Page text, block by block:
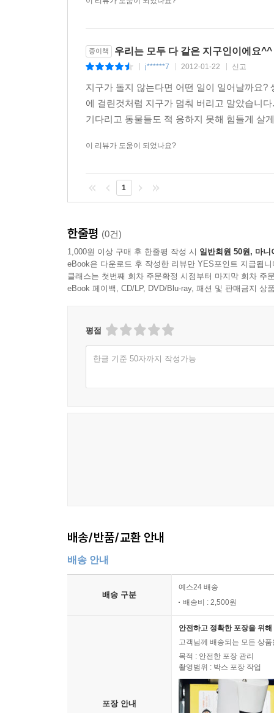
종이책 우리는 모두 다 같은 지구인이에요^^
j******7 2012-01-22 신고
지구가 돌지 않는다면 어떤 일이 일어날까요
에 걸린것처럼 지구가 멈춰 버리고 말았습니
기다리고 동물들도 적 응하지 못해 힘들게 살
이 리뷰가 도움이 되었나요?
1
한줄평 (0건)
1,000원 이상 구매 후 한줄평 작성 시 일반회원 50원, 마니
eBook은 다운로드 후 작성한 리뷰만 YES포인트 지급됩니
클래스는 첫번째 회차 주문확정 시점부터 마지막 회차 주
eBook 페이백, CD/LP, DVD/Blu-ray, 패션 및 판매금지 상
평점
한글 기준 50자까지 작성가능
배송/반품/교환 안내
배송 안내
배송 구분
예스24 배송
배송비 : 2,500원
포장 안내
안전하고 정확한 포장을 위
고객님께 배송되는 모든 상
목적 : 안전한 포장 관리
촬영범위 : 박스 포장 작업